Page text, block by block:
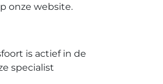
onze website.
is actief in de
specialist